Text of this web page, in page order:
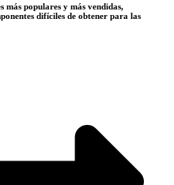
más populares y más vendidas,
difíciles de obtener para las